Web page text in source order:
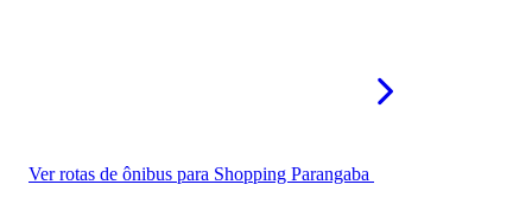
Ver rotas de ônibus para Shopping Parangaba